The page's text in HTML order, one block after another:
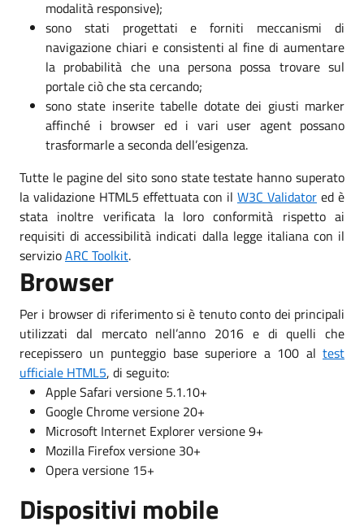
modalità responsive);
sono stati progettati e forniti meccanismi di
navigazione chiari e consistenti al fine di aumentare
la probabilità che una persona possa trovare sul
portale ciò che sta cercando;
sono state inserite tabelle dotate dei giusti marker
affinché i browser ed i vari user agent possano
trasformarle a seconda dell’esigenza.
Tutte le pagine del sito sono state testate hanno superato
la validazione HTML5 effettuata con il W3C Validator ed è
stata inoltre verificata la loro conformità rispetto ai
requisiti di accessibilità indicati dalla legge italiana con il
servizioARC Toolkit.
Browser
Per i browser di riferimento si è tenuto conto dei principali
utilizzati dal mercato nell’anno 2016 e di quelli che
recepissero un punteggio base superiore a 100 al test
ufficiale HTML5, di seguito:
Apple Safari versione 5.1.10+
Google Chrome versione 20+
Microsoft Internet Explorer versione 9+
Mozilla Firefox versione 30+
Opera versione 15+
Dispositivi mobile